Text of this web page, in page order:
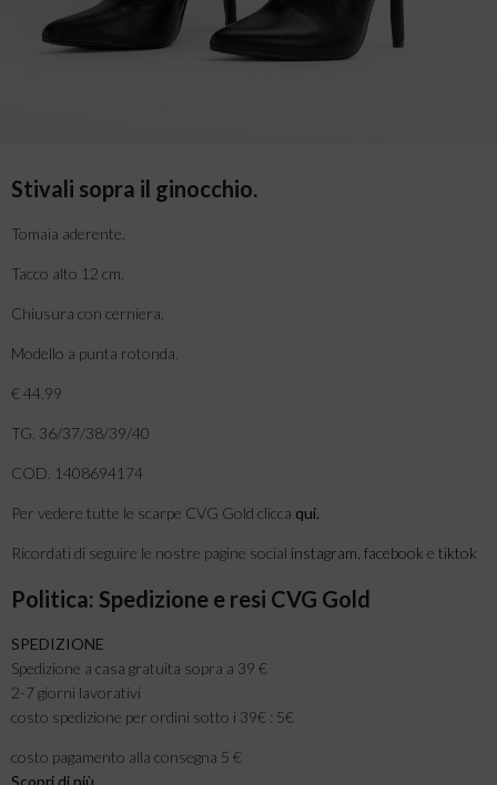
Stivali sopra il ginocchio.
Tomaia aderente.
Tacco alto 12 cm.
Chiusura con cerniera.
Modello a punta rotonda.
€ 44,99
TG. 36/37/38/39/40
COD. 1408694174
Per vedere tutte le scarpe CVG Gold clicca qui.
Ricordati di seguire le nostre pagine social instagram facebook e tiktok
Politica: Spedizione e resi CVG Gold
SPEDIZIONE
Spedizione a casa gratuita sopra a 39 €
2-7 giorni lavorativi
costo spedizione per ordini sotto i 39€ : 5€
costo pagamento alla consegna 5 €
Scopri di più